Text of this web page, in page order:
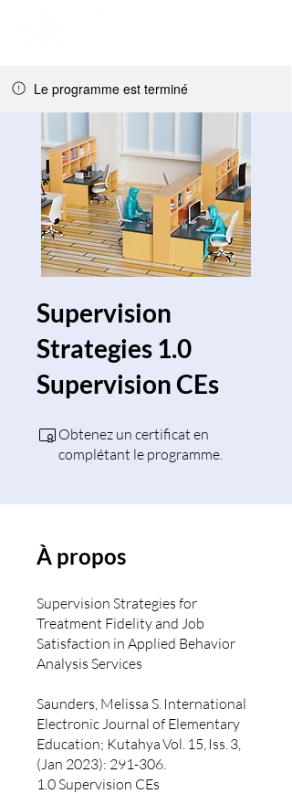
Le programme est terminé
Supervision
Strategies 1.0
Supervision CEs
Obtenez un certificat en
complétant le programme.
À propos
Supervision Strategies for
Treatment Fidelity and Job
Satisfaction in Applied Behavior
Analysis Services
Saunders, Melissa S. International
Electronic Journal of Elementary
Education; Kutahya Vol. 15, Iss. 3,
(Jan 2023): 291-306.
1.0 Supervision CEs